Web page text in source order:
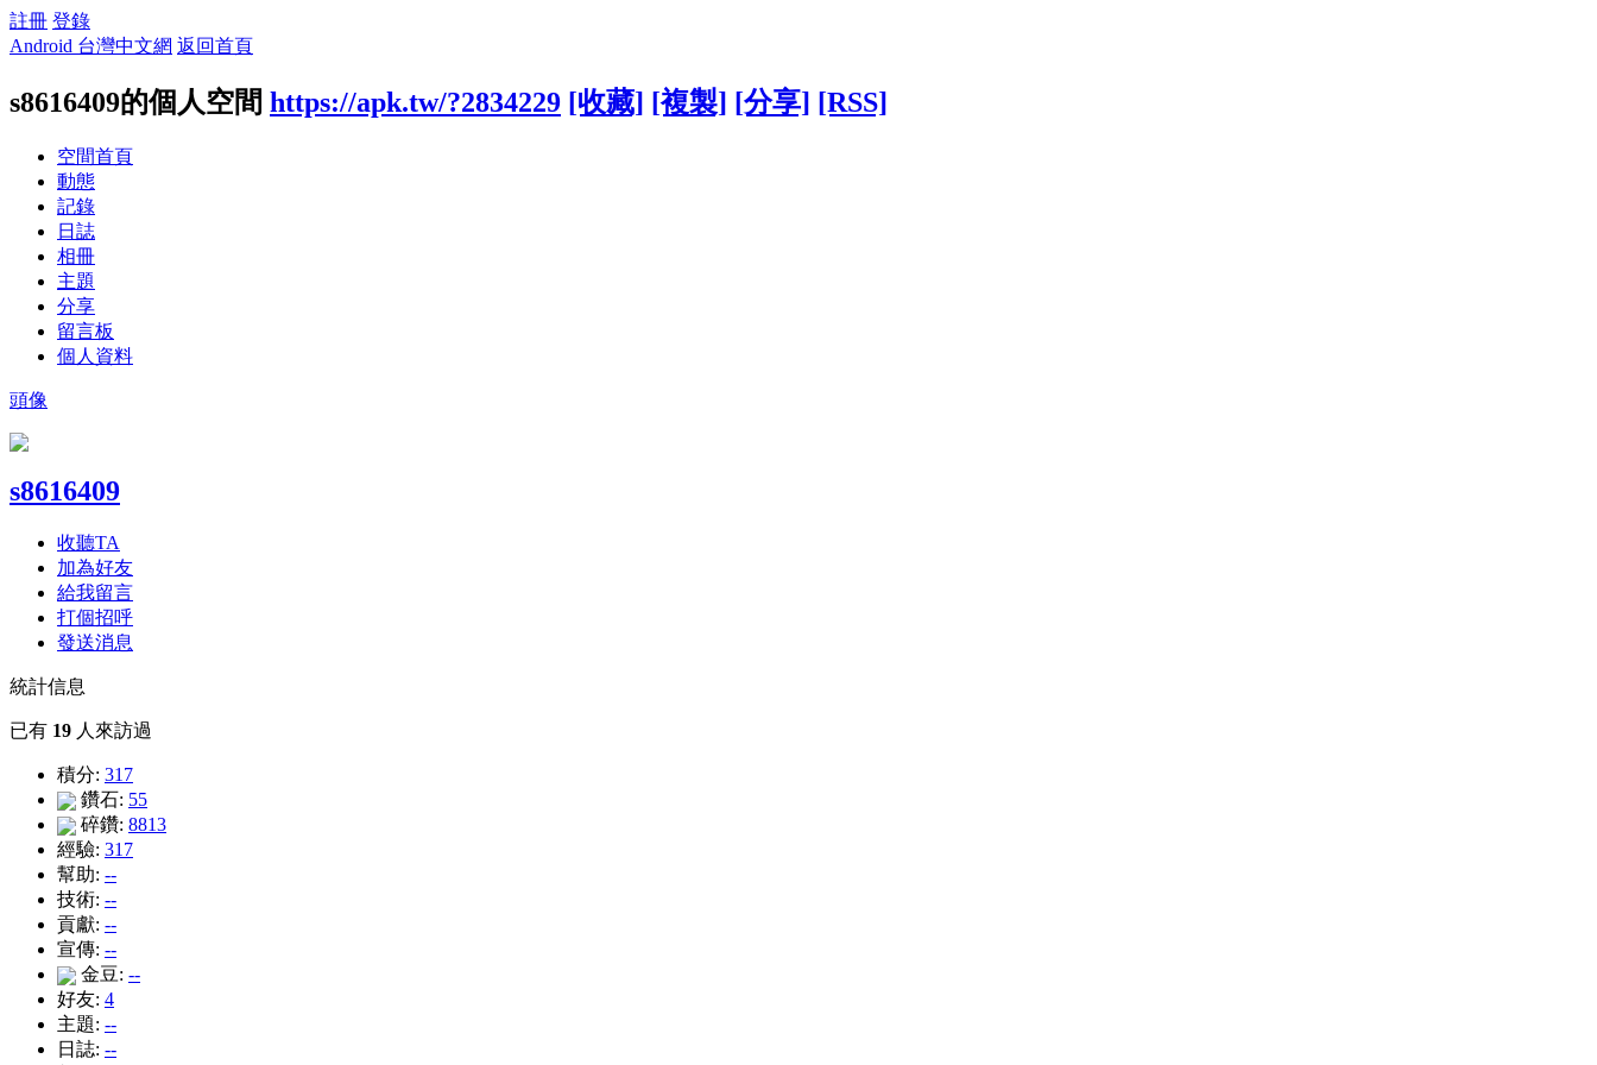
註冊 登錄
Android 台灣中文網 返回首頁
s8616409的個人空間 https://apk.tw/?2834229 [收藏] [複製] [分享] [RSS]
空間首頁
動態
記錄
日誌
相冊
主題
分享
留言板
個人資料
頭像
s8616409
收聽TA
加為好友
給我留言
打個招呼
發送消息
統計信息
已有 19 人來訪過
積分: 317
鑽石: 55
碎鑽: 8813
經驗: 317
幫助: --
技術: --
貢獻: --
宣傳: --
金豆: --
好友: 4
主題: --
日誌: --